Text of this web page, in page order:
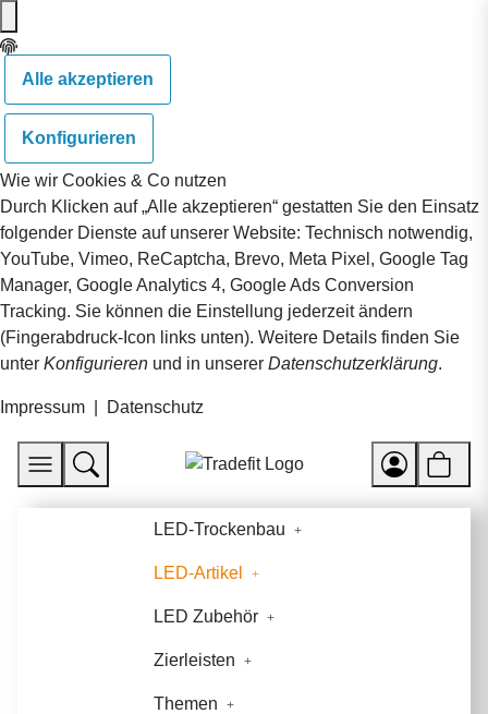
Alle akzeptieren
Konfigurieren
Wie wir Cookies & Co nutzen
Durch Klicken auf „Alle akzeptieren“ gestatten Sie den Einsatz
folgender Dienste auf unserer Website: Technisch notwendig,
YouTube, Vimeo, ReCaptcha, Brevo, Meta Pixel, Google Tag
Manager, Google Analytics 4, Google Ads Conversion
Tracking. Sie können die Einstellung jederzeit ändern
(Fingerabdruck-Icon links unten). Weitere Details finden Sie
unter Konfigurieren und in unserer Datenschutzerklärung.
Impressum Datenschutz
LED-Trockenbau
LED-Artikel
LED Zubehör
Zierleisten
Themen